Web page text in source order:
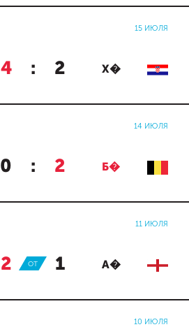
15 ИЮЛЯ
4 : 2 Х�
14 ИЮЛЯ
0 : 2 Б�
11 ИЮЛЯ
2 : 1 А�
ОТ
10 ИЮЛЯ